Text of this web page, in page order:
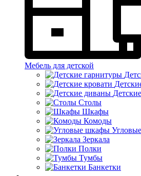
Мебель для детской
Столы
Шкафы
Комоды
Зеркала
Полки
Тумбы
Банкетки